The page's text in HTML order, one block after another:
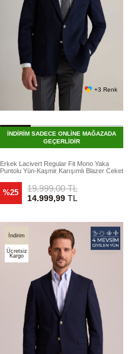
+3 Renk
İNDİRİM SADECE ONLİNE MAĞAZADA
GEÇERLİDİR
Erkek Lacivert Regular Fit Mono Yaka
Puntolu Yün-Kaşmir Karışımlı Blazer Ceket
%25 19.999,00TL
14.999,99TL
İndirim
Ücretsiz
Kargo